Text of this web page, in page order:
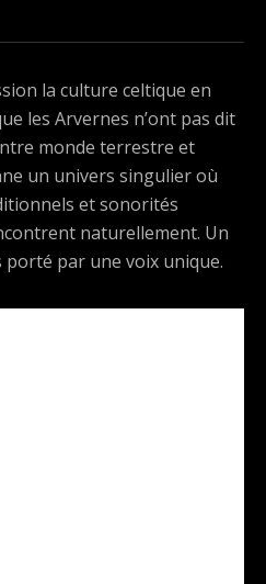
la culture celtique en
les Arvernes n’ont pas dit
monde terrestre et
un univers singulier où
et sonorités
naturellement. Un
par une voix unique.